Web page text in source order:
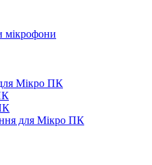
мікрофони
Мікро ПК
для Мікро ПК